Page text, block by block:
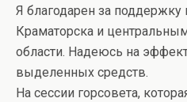
Я благодарен за поддержку
Краматорска и
области. Надеюсь на
выделенных средств.
На сессии горсовета,